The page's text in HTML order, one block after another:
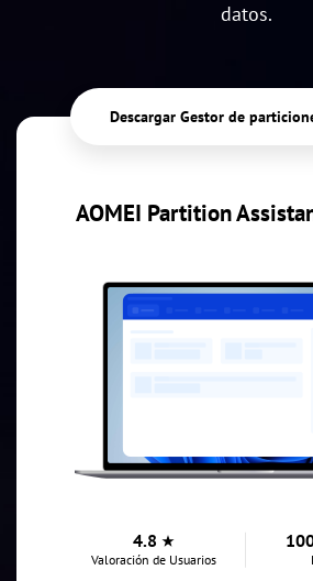
datos.
Descargar Gestor de
AOMEI Partition
4.8
Valoración de Usuarios